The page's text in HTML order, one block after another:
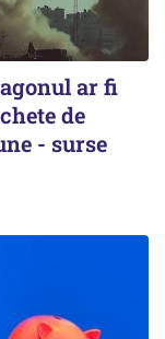
ar fi
de
- surse